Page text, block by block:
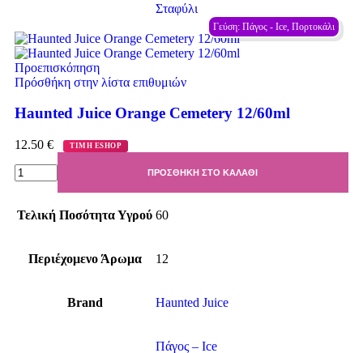
Σταφύλι
Γεύση: Πάγος - Ιce, Πορτοκάλι
Προεπισκόπηση
Πρόσθήκη στην λίστα επιθυμιών
Haunted Juice Orange Cemetery 12/60ml
12.50 € ΤΙΜΗ ESHOP
ΠΡΟΣΘΉΚΗ ΣΤΟ ΚΑΛΆΘΙ
Τελική Ποσότητα Υγρού 60
Περιέχομενο Άρωμα 12
Brand Haunted Juice
Πάγος – Ιce